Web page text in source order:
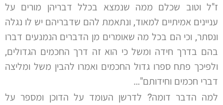
ז"ל וטוב שכלם ממה שנמצא בכלל דבריהן מורים על
עניינים אמיתיים למאוד, ונתאמת להם שדבריהם יש לו נגלה
ונסתר, וכי הם בכל מה שאומרים מן הדברים הנמנעים דברו
בהם בדרך חידה ומשל כי הוא זה דרך החכמים הגדולים,
ולפיכך פתח ספרו גדול החכמים ואמרו להבין משל ומליצה
דברי חכמים וחידותם"…
למה הדבר דומה? לדרשן העומד על הדוכן ומספר על